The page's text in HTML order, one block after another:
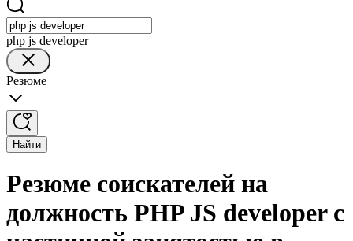
php js developer
Резюме
Найти
Резюме соискателей на
должность PHP JS developer с